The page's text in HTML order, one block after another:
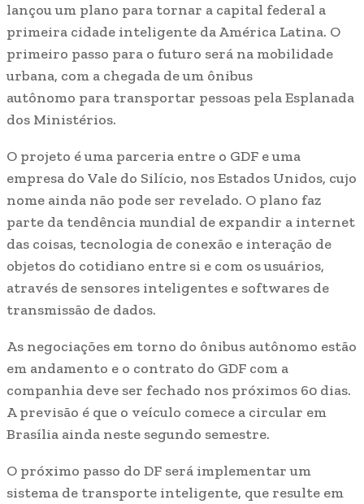
lançou um plano para tornar a capital federal a
primeira cidade inteligente da América Latina. O
primeiro passo para o futuro será na mobilidade
urbana, com a chegada de um ônibus
autônomo para transportar pessoas pela Esplanada
dos Ministérios.
O projeto é uma parceria entre o GDF e uma
empresa do Vale do Silício, nos Estados Unidos, cujo
nome ainda não pode ser revelado. O plano faz
parte da tendência mundial de expandir a internet
das coisas, tecnologia de conexão e interação de
objetos do cotidiano entre si e com os usuários,
através de sensores inteligentes e softwares de
transmissão de dados.
As negociações em torno do ônibus autônomo estão
em andamento e o contrato do GDF com a
companhia deve ser fechado nos próximos 60 dias.
A previsão é que o veículo comece a circular em
Brasília ainda neste segundo semestre.
O próximo passo do DF será implementar um
sistema de transporte inteligente, que resulte em